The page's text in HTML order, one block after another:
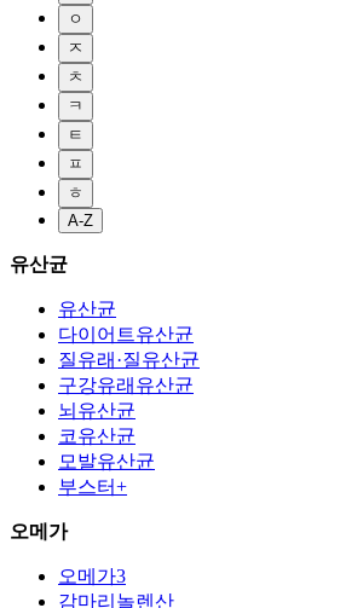
ㅇ
ㅈ
ㅊ
ㅋ
ㅌ
ㅍ
ㅎ
A-Z
유산균
유산균
다이어트유산균
질유래·질유산균
구강유래유산균
뇌유산균
코유산균
모발유산균
부스터+
오메가
오메가3
감마리놀렌산